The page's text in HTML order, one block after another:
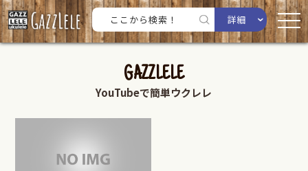
詳細
GAZZLELE
YouTubeで簡単ウクレレ